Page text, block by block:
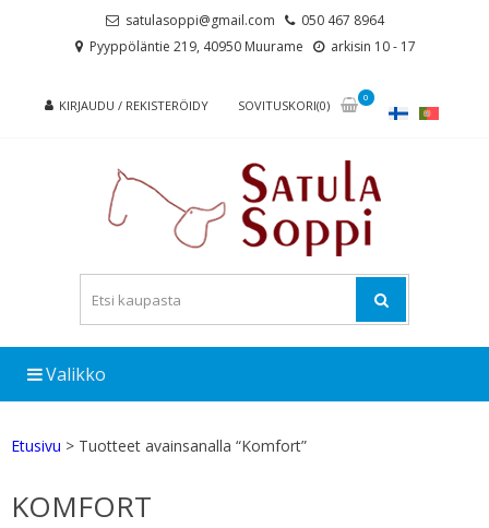
satulasoppi@gmail.com
050 467 8964
Pyyppöläntie 219, 40950 Muurame
arkisin 10 - 17
KIRJAUDU / REKISTERÖIDY SOVITUSKORI(0)
0
Valikko
Etusivu > Tuotteet avainsanalla “Komfort”
KOMFORT